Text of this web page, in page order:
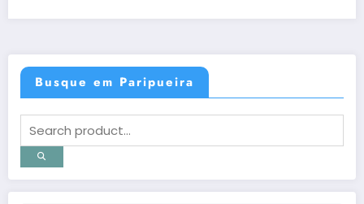
Busque em Paripueira